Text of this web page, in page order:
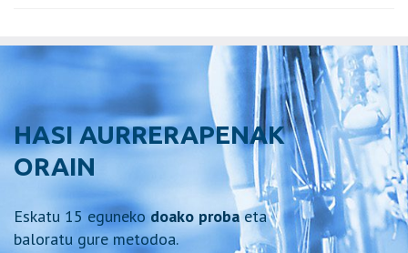
HASI AURRERAPENAK
ORAIN
Eskatu 15 eguneko doako probaeta
baloratu gure metodoa.